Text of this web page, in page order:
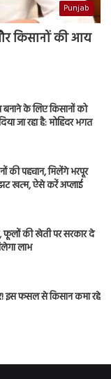
Punjab
किसानों की आय
बनाने के लिए किसानों को
जा रहा है: मोहिंदर भगत
की पहचान, मिलेंगे भरपूर
खत्म, ऐसे करें अप्लाई
की खेती पर सरकार दे
लाभ
इस फसल से किसान कमा रहे